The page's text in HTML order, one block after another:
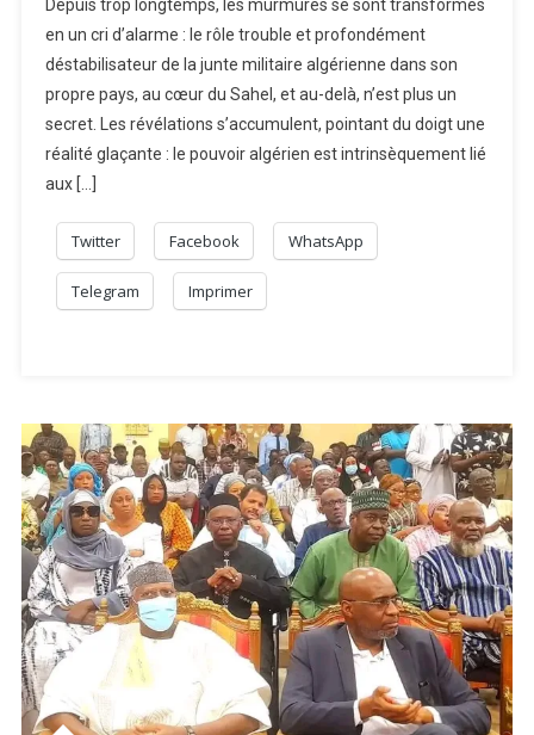
Depuis trop longtemps, les murmures se sont transformés
en un cri d’alarme : le rôle trouble et profondément
déstabilisateur de la junte militaire algérienne dans son
propre pays, au cœur du Sahel, et au-delà, n’est plus un
secret. Les révélations s’accumulent, pointant du doigt une
réalité glaçante : le pouvoir algérien est intrinsèquement lié
aux […]
Twitter Facebook WhatsApp
Telegram Imprimer